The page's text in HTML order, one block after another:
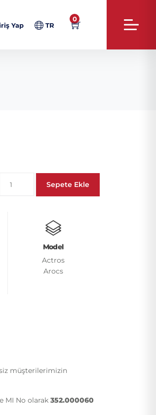
Yap TR
0
Sepete Ekle
Model
Actros
Arocs
müşterilerimizin
MI No olarak 352.000060